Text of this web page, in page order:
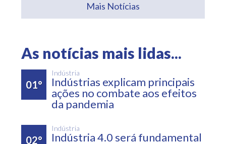
Mais Notícias
As notícias mais lidas...
01°
Indústria
Indústrias explicam principais
ações no combate aos efeitos
da pandemia
02°
Indústria
Indústria 4.0 será fundamental